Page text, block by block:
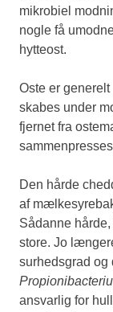
mikrobiel
nogle få
hytteost.
Oste er
skabes under
fjernet fra
Den hårde
af
Sådanne
store. Jo
surhedsgrad og
ansvarlig for